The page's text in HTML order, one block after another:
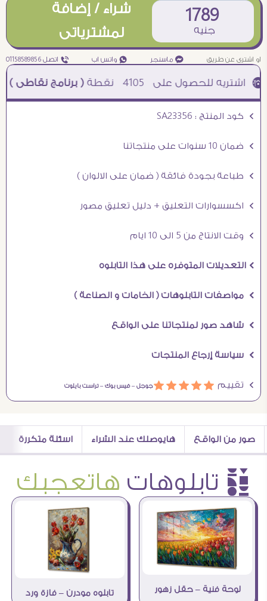
1789
جنيه
شراء / إضافة
لمشترياتى
او اشترى عن طريق ¥ ماسنجر ₧ واتس اب ƒ اتصل 01158589856
4105 نقطة( برنامج نقاطى )à خصم 5% للعملاء الجدد à شحن مجانى عند الشراء ب 4000 جنيه à
Ö كود المنتج : SA23356
Ö ضمان 10 سنوات على منتجاتنا
Ö طباعة بجودة فائقة ( ضمان على الالوان )
Ö اكسسوارات التعليق + دليل تعليق مصور
Ö وقت الانتاج من 5 الى 10 ايام
Ö التعديلات المتوفره على هذا التابلوه
Ö مواصفات التابلوهات ( الخامات و الصناعة )
Ö شاهد صور لمنتجاتنا على الواقع
Ö سياسة إرجاع المنتجات
Ö تقييم áááááجوجل –فيس بوك –تراست بايلوت
صور من الواقع هايوصلك عند الشراء اسئلة متكررة
è تابلوهات هاتعجبك
لوحة فنية – حقل زهور تابلوه مودرن – فازة ورد